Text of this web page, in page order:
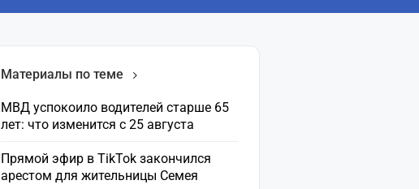
Материалы по теме
МВД успокоило водителей старше 65
лет: что изменится с 25 августа
Прямой эфир в TikTok закончился
арестом для жительницы Семея